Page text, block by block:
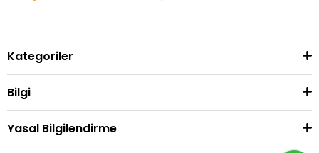
Kategoriler
Bilgi
Yasal Bilgilendirme